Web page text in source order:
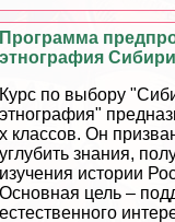
Программа
этнография
Курс по выбору
этнография"
х классов. Он
углубить знания,
изучения истории
Основная цель –
естественного